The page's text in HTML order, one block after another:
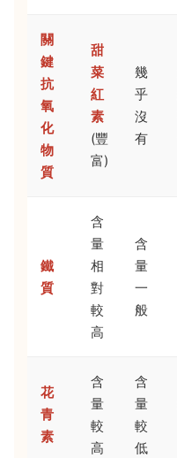
關
鍵
抗
氧
化
物
質
甜
菜
紅
素
(豐
富)
幾
乎
沒
有
鐵
質
含
量
相
對
較
高
含
量
一
般
花
青
素
含
量
較
高
含
量
較
低